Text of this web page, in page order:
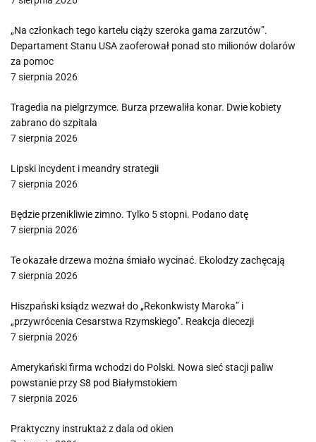
„Na członkach tego kartelu ciąży szeroka gama zarzutów”.
Departament Stanu USA zaoferował ponad sto milionów dolarów
za pomoc
7 sierpnia 2026
Tragedia na pielgrzymce. Burza przewaliła konar. Dwie kobiety
zabrano do szpitala
7 sierpnia 2026
Lipski incydent i meandry strategii
7 sierpnia 2026
Będzie przenikliwie zimno. Tylko 5 stopni. Podano datę
7 sierpnia 2026
Te okazałe drzewa można śmiało wycinać. Ekolodzy zachęcają
7 sierpnia 2026
Hiszpański ksiądz wezwał do „Rekonkwisty Maroka” i
„przywrócenia Cesarstwa Rzymskiego”. Reakcja diecezji
7 sierpnia 2026
Amerykański firma wchodzi do Polski. Nowa sieć stacji paliw
powstanie przy S8 pod Białymstokiem
7 sierpnia 2026
Praktyczny instruktaż z dala od okien